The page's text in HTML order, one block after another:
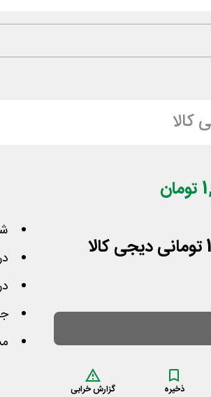
کالا
ذخیره گزارش خرابی